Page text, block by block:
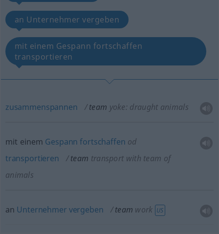
an Unternehmer vergeben
mit einem Gespann fortschaffen
transportieren
zusammenspannen team yoke: draught animals
mit einem Gespann fortschaffen od
transportieren
team transport with team of
animals
an Unternehmer vergeben team work US